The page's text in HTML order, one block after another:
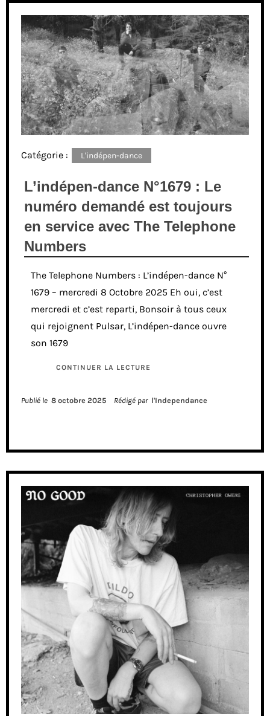
Catégorie : L'indépen-dance
L’indépen-dance N°1679 : Le
numéro demandé est toujours
en service avec The Telephone
Numbers
The Telephone Numbers : L’indépen-dance N°
1679 – mercredi 8 Octobre 2025 Eh oui, c’est
mercredi et c’est reparti, Bonsoir à tous ceux
qui rejoignent Pulsar, L’indépen-dance ouvre
son 1679
CONTINUER LA LECTURE
Publié le 8 octobre 2025 Rédigé par l'Independance